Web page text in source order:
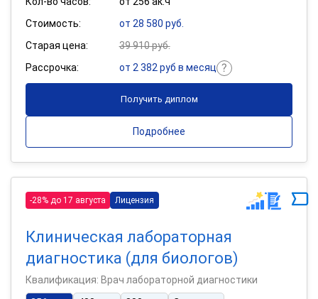
Стоимость:
от 28 580 руб.
Старая цена:
39 910 руб.
Рассрочка:
от 2 382 руб в месяц
Получить диплом
Подробнее
-28% до 17 августа Лицензия
Клиническая лабораторная
диагностика (для биологов)
Квалификация: Врач лабораторной диагностики